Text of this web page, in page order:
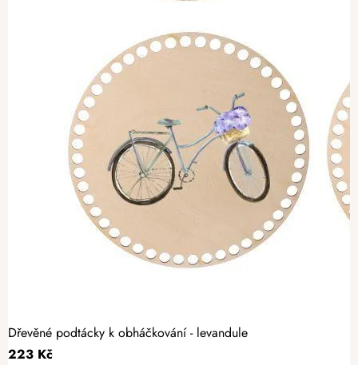
Dřevěné podtácky k obháčkování - levandule
223 Kč